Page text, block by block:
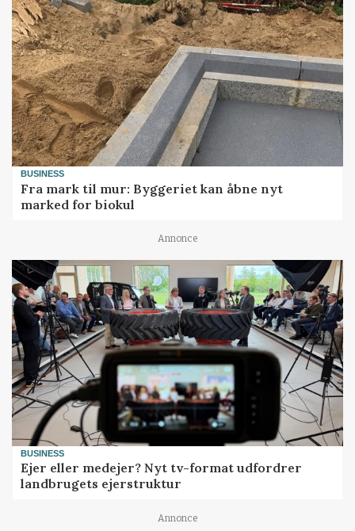
BUSINESS
Fra mark til mur: Byggeriet kan åbne nyt
marked for biokul
Annonce
BUSINESS
Ejer eller medejer? Nyt tv-format udfordrer
landbrugets ejerstruktur
Annonce